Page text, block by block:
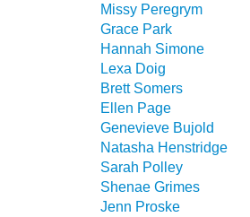
Missy Peregrym
Grace Park
Hannah Simone
Lexa Doig
Brett Somers
Ellen Page
Genevieve Bujold
Natasha Henstridge
Sarah Polley
Shenae Grimes
Jenn Proske